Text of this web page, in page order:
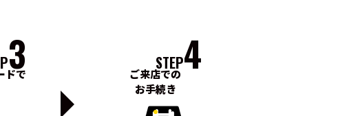
3
ドで
STEP4
ご来店での
お手続き